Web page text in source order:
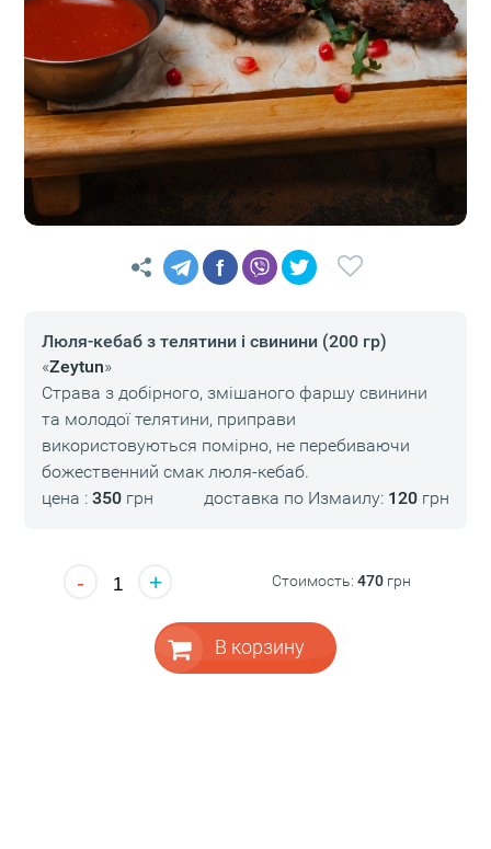
f
Люля-кебаб з телятини і свинини (200 гр)
«Zeytun»
Страва з добірного, змішаного фаршу свинини
та молодої телятини, приправи
використовуються помірно, не перебиваючи
божественний смак люля-кебаб.
цена : 350грн доставка по Измаилу: 120 грн
- + Стоимость:470 грн
В корзину